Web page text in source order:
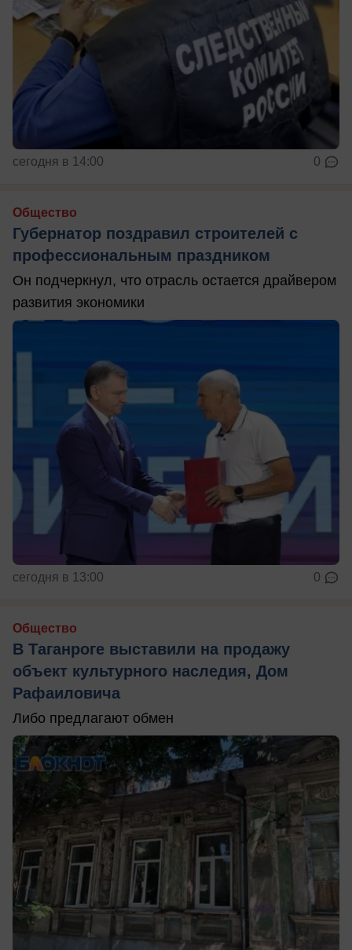
сегодня в 14:00 0
Общество
Губернатор поздравил строителей с
профессиональным праздником
Он подчеркнул, что отрасль остается драйвером
развития экономики
сегодня в 13:00 0
Общество
В Таганроге выставили на продажу
объект культурного наследия, Дом
Рафаиловича
Либо предлагают обмен